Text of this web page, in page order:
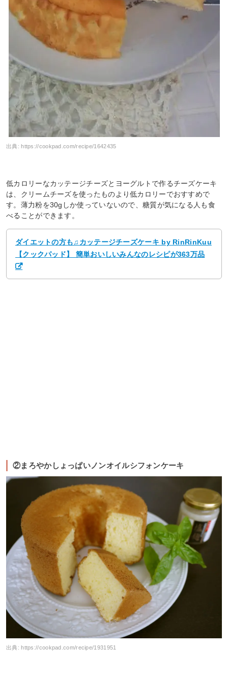
出典:https://cookpad.com/recipe/1642435
低カロリーなカッテージチーズとヨーグルトで作るチーズケーキ
は、クリームチーズを使ったものより低カロリーでおすすめで
す。薄力粉を30gしか使っていないので、糖質が気になる人も食
べることができます。
ダイエットの方も♫カッテージチーズケーキ by RinRinKuu
【クックパッド】 簡単おいしいみんなのレシピが363万品
②まろやかしょっぱいノンオイルシフォンケーキ
出典: https://cookpad.com/recipe/1931951